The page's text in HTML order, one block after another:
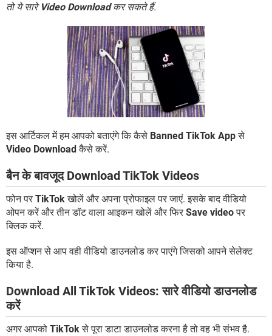
तो ये सारे Video Downloadकर सकते हैं.
इस आर्टिकल में हम आपको बताएंगे कि कैसे Banned TikTok Appसे
Video Downloadकैसे करें.
बैन के बावजूद Download TikTok Videos
फोन पर TikTokखोलें और अपना प्रोफाइल पर जाएं. इसके बाद वीडियो
ओपन करें और तीन डॉट वाला आइकन खोलें और फिर Save videoपर
क्लिक करें.
इस ऑप्शन से आप वही वीडियो डाउनलोड कर पाएंगे जिसको आपने सेलेक्ट
किया है.
Download All TikTok Videos: सारे वीडियो डाउनलोड
करें
अगर आपको TikTokसे पूरा डाटा डाउनलोड करना है तो वह भी संभव है.